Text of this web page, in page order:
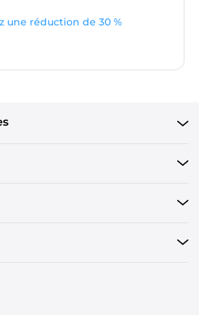
une réduction de 30 %